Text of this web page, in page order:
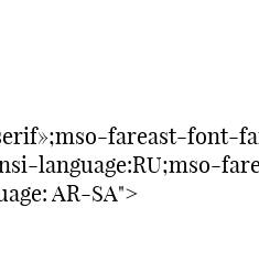
fareast-font-
language:RU;mso-
AR-SA">